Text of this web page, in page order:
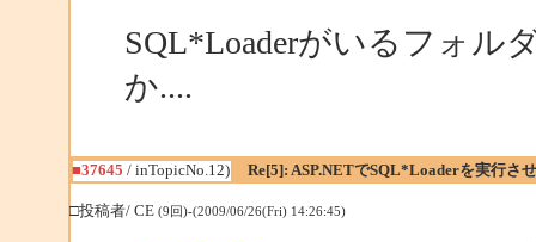
SQL*Loaderがいるフォル
か....
■37645 / inTopicNo.12) Re[5]: ASP.NETでSQL*Loaderを実行さ
□投稿者/ CE(9回)-(2009/06/26(Fri) 14:26:45)